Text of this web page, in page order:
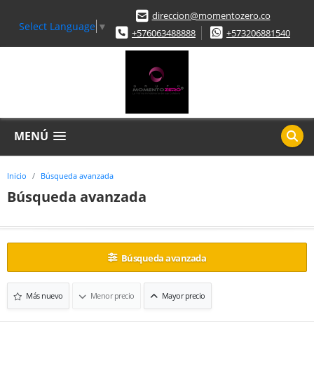
Select Language ▼
direccion@momentozero.co
+576063488888
+573206881540
MENÚ
Inicio Búsqueda avanzada
Búsqueda avanzada
Búsqueda avanzada
Más nuevo Menor precio Mayor precio